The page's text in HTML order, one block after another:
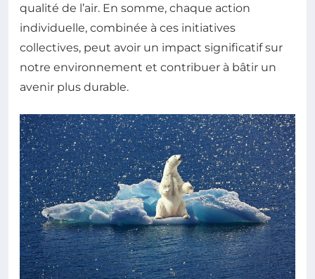
qualité de l’air. En somme, chaque action
individuelle, combinée à ces initiatives
collectives, peut avoir un impact significatif sur
notre environnement et contribuer à bâtir un
avenir plus durable.